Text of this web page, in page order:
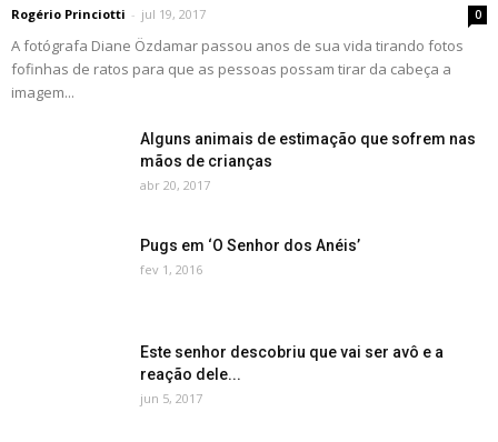
Rogério Princiotti - jul 19, 2017 0
A fotógrafa Diane Özdamar passou anos de sua vida tirando fotos
fofinhas de ratos para que as pessoas possam tirar da cabeça a
imagem...
Alguns animais de estimação que sofrem nas
mãos de crianças
abr 20, 2017
Pugs em ‘O Senhor dos Anéis’
fev 1, 2016
Este senhor descobriu que vai ser avô e a
reação dele...
jun 5, 2017